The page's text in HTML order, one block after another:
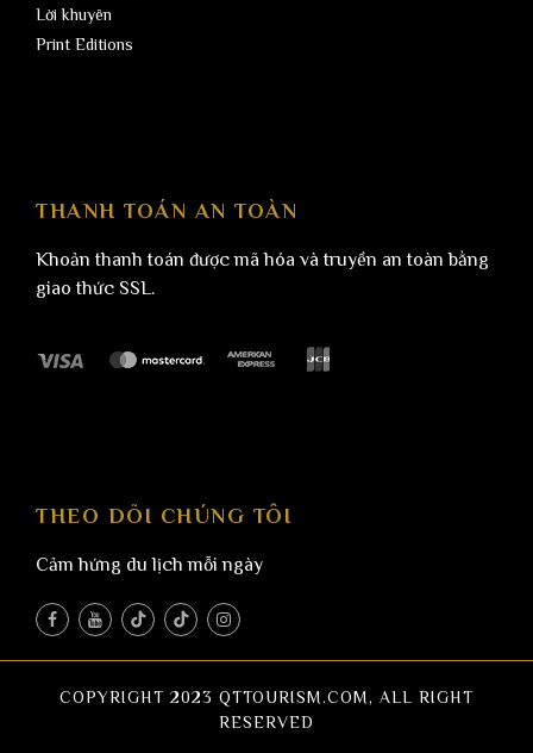
Lời khuyên
Print Editions
THANH TOÁN AN TOÀN
Khoản thanh toán được mã hóa và truyền an toàn bằng
giao thức SSL.
THEO DÕI CHÚNG TÔI
Cảm hứng du lịch mỗi ngày
COPYRIGHT 2023 QTTOURISM.COM, ALL RIGHT
RESERVED